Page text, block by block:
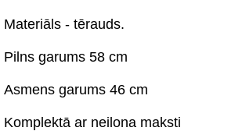
Materiāls - tērauds.
Pilns garums 58 cm
Asmens garums 46 cm
Komplektā ar neilona maksti